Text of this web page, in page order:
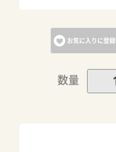
お気に入りに登録
数量